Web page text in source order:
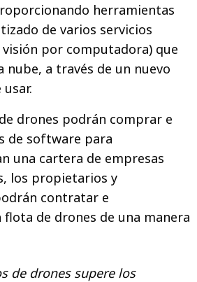
herramientas
de varios servicios
por computadora) que
nube, a través de un nuevo
drones podrán comprar e
de software para
una cartera de empresas
los propietarios y
contratar e
de drones de una manera
de drones supere los